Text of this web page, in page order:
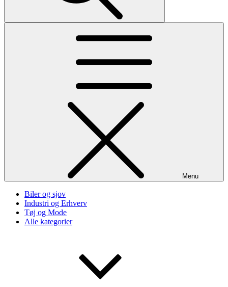
Menu
Biler og sjov
Industri og Erhverv
Tøj og Mode
Alle kategorier